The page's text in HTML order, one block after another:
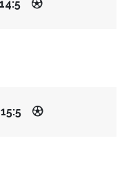
14:5
15:5